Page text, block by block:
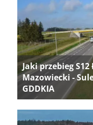
Jaki przebieg
Mazowiecki -
GDDKIA